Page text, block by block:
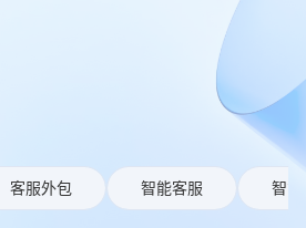
客服外包 智能客服 智能